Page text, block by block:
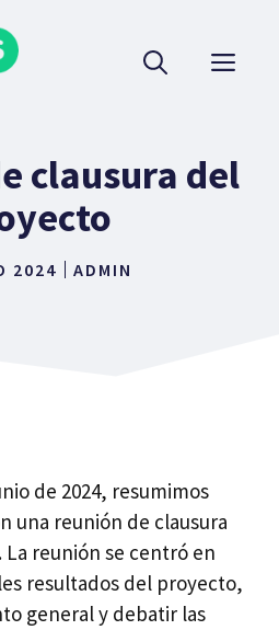
clausura del
2024 ADMIN
de 2024, resumimos
una reunión de clausura
reunión se centró en
resultados del proyecto,
general y debatir las